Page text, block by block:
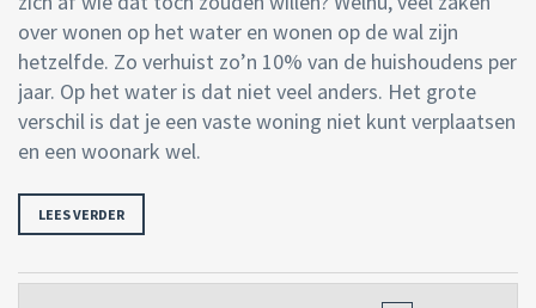
over wonen op het water en wonen op de wal zijn
hetzelfde. Zo verhuist zo’n 10% van de huishoudens per
jaar. Op het water is dat niet veel anders. Het grote
verschil is dat je een vaste woning niet kunt verplaatsen
en een woonark wel.
LEES VERDER